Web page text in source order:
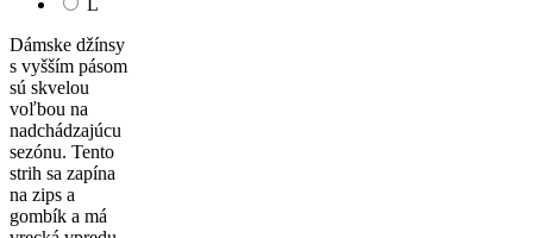
L
Dámske džínsy
s vyšším pásom
sú skvelou
voľbou na
nadchádzajúcu
sezónu. Tento
strih sa zapína
na zips a
gombík a má